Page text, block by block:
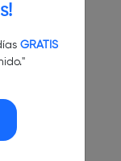
GRATIS